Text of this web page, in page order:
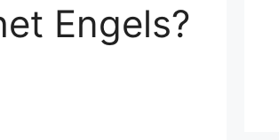
Engels?